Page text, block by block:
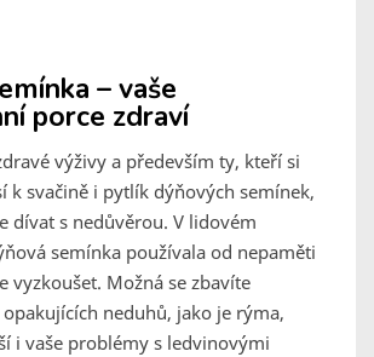
– vaše
porce zdraví
výživy a především ty, kteří si
k svačině i pytlík dýňových semínek,
dívat s nedůvěrou. V lidovém
semínka používala od nepaměti
vyzkoušet. Možná se zbavíte
opakujících neduhů, jako je rýma,
i vaše problémy s ledvinovými